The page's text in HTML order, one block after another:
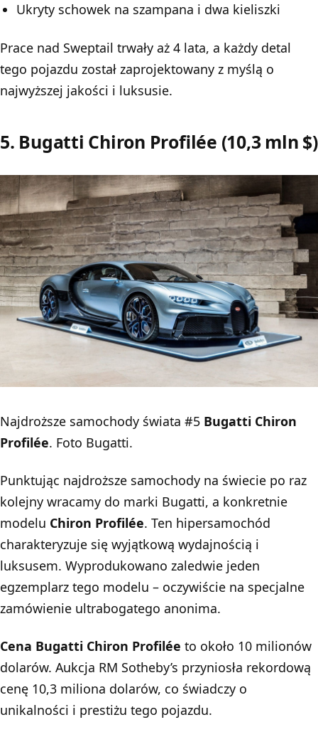
Ukryty schowek na szampana i dwa kieliszki
Prace nad Sweptail trwały aż 4 lata, a każdy detal
tego pojazdu został zaprojektowany z myślą o
najwyższej jakości i luksusie.
5. Bugatti Chiron Profilée (10,3 mln $)
Najdroższe samochody świata #5 Bugatti Chiron
Profilée. Foto Bugatti.
Punktując najdroższe samochody na świecie po raz
kolejny wracamy do marki Bugatti, a konkretnie
modelu Chiron Profilée. Ten hipersamochód
charakteryzuje się wyjątkową wydajnością i
luksusem. Wyprodukowano zaledwie jeden
egzemplarz tego modelu – oczywiście na specjalne
zamówienie ultrabogatego anonima.
Cena Bugatti Chiron Profilée to około 10 milionów
dolarów. Aukcja RM Sotheby’s przyniosła rekordową
cenę 10,3 miliona dolarów, co świadczy o
unikalności i prestiżu tego pojazdu.